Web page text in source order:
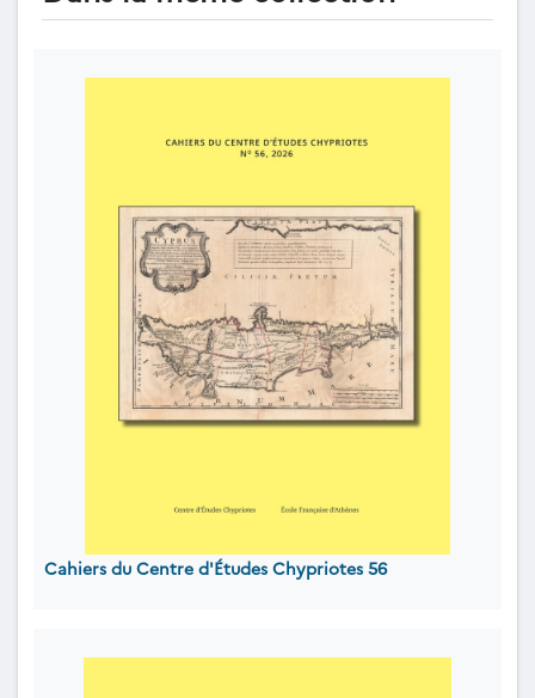
Cahiers du Centre d'Études Chypriotes 56